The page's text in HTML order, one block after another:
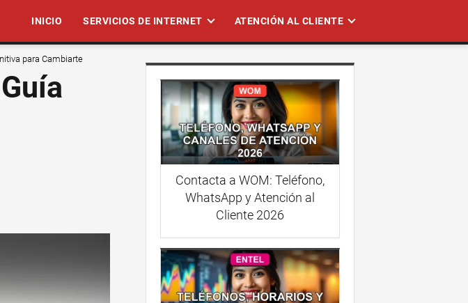
INICIO SERVICIOS DE INTERNET ATENCIÓN AL CLIENTE
para Cambiarte
Contacta a WOM: Teléfono,
WhatsApp y Atención al
Cliente 2026